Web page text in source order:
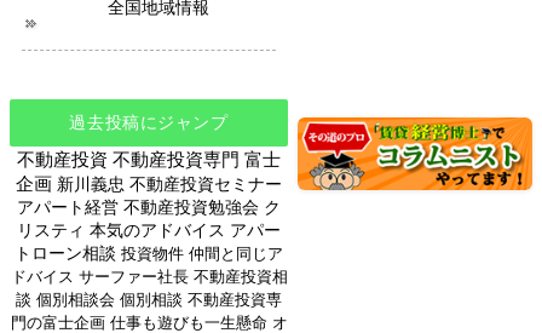
全国地域情報
過去投稿にジャンプ
不動産投資 不動産投資専門 富士
企画 新川義忠 不動産投資セミナー
アパート経営 不動産投資勉強会 ク
リスティ 本気のアドバイス アパー
トローン相談 投資物件 仲間と同じア
ドバイス サーファー社長 不動産投資相
談 個別相談会 個別相談 不動産投資専
門の富士企画 仕事も遊びも一生懸命 オ